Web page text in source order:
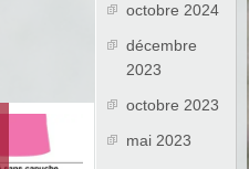
octobre 2024
décembre
2023
octobre 2023
mai 2023